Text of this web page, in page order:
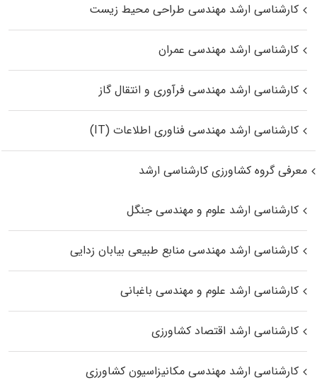
کارشناسی ارشد مهندسی طراحی محیط زیست
کارشناسی ارشد مهندسی عمران
کارشناسی ارشد مهندسی فرآوری و انتقال گاز
کارشناسی ارشد مهندسی فناوری اطلاعات (IT)
معرفی گروه کشاورزی کارشناسی ارشد
کارشناسی ارشد علوم و مهندسی جنگل
کارشناسی ارشد مهندسی منابع طبیعی بیابان زدایی
کارشناسی ارشد علوم و مهندسی باغبانی
کارشناسی ارشد اقتصاد کشاورزی
کارشناسی ارشد مهندسی مکانیزاسیون کشاورزی